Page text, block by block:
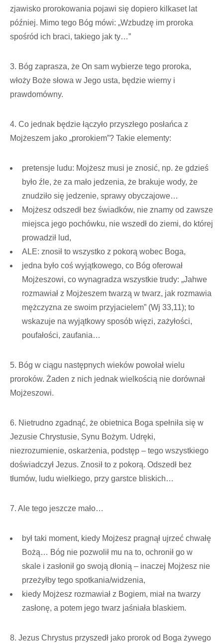
zjawisko prorokowania pojawi się dopiero kilkaset lat
później. Mimo tego Bóg mówi: „Wzbudzę im proroka
spośród ich braci, takiego jak ty…”
3. Bóg zaprasza, że On sam wybierze tego proroka,
włoży Boże słowa w Jego usta, będzie wierny i
prawdomówny.
4. Co jednak będzie łączyło przyszłego posłańca z
Mojżeszem jako „prorokiem”? Takie elementy:
pretensje ludu: Mojżesz musi je znosić, np. że gdzieś
było źle, że za mało jedzenia, że brakuje wody, że
znudziło się jedzenie, sprawy obyczajowe…
Mojżesz odszedł bez świadków, nie znamy od zawsze
miejsca jego pochówku, nie wszedł do ziemi, do której
prowadził lud,
ALE: znosił to wszystko z pokorą wobec Boga,
jedna było coś wyjątkowego, co Bóg oferował
Mojżeszowi, co wynagradza wszystkie trudy: „Jahwe
rozmawiał z Mojżeszem twarzą w twarz, jak rozmawia
mężczyzna ze swoim przyjacielem” (Wj 33,11); to
wskazuje na wyjątkowy sposób więzi, zażyłości,
poufałości, zaufania…
5. Bóg w ciągu następnych wieków powołał wielu
proroków. Żaden z nich jednak wielkością nie dorównał
Mojżeszowi.
6. Nietrudno zgadnąć, że obietnica Boga spełniła się w
Jezusie Chrystusie, Synu Bożym. Udręki,
niezrozumienie, oskarżenia, podstęp – tego wszystkiego
doświadczył Jezus. Znosił to z pokorą. Odszedł bez
tłumów, ludu wielkiego, przy garstce bliskich…
7. Ale tego jeszcze mało…
był taki moment, kiedy Mojżesz pragnął ujrzeć chwałę
Bożą… Bóg nie pozwolił mu na to, ochronił go w
skale i zasłonił go swoją dłonią – inaczej Mojżesz nie
przeżyłby tego spotkania/widzenia,
kiedy Mojżesz rozmawiał z Bogiem, miał na twarzy
zasłonę, a potem jego twarz jaśniała blaskiem.
8. Jezus Chrystus przyszedł jako prorok od Boga żywego